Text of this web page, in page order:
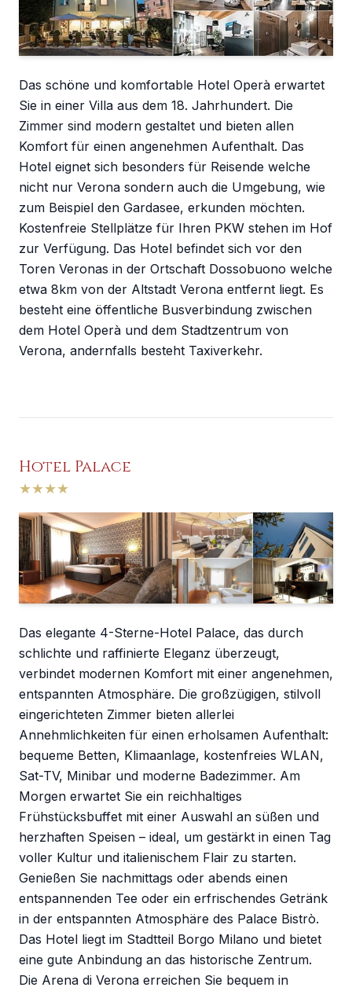
Das schöne und komfortable Hotel Operà erwartet
Sie in einer Villa aus dem 18. Jahrhundert. Die
Zimmer sind modern gestaltet und bieten allen
Komfort für einen angenehmen Aufenthalt. Das
Hotel eignet sich besonders für Reisende welche
nicht nur Verona sondern auch die Umgebung, wie
zum Beispiel den Gardasee, erkunden möchten.
Kostenfreie Stellplätze für Ihren PKW stehen im Hof
zur Verfügung. Das Hotel befindet sich vor den
Toren Veronas in der Ortschaft Dossobuono welche
etwa 8km von der Altstadt Verona entfernt liegt. Es
besteht eine öffentliche Busverbindung zwischen
dem Hotel Operà und dem Stadtzentrum von
Verona, andernfalls besteht Taxiverkehr.
Hotel Palace
★★★★
Das elegante 4-Sterne-Hotel Palace, das durch
schlichte und raffinierte Eleganz überzeugt,
verbindet modernen Komfort mit einer angenehmen,
entspannten Atmosphäre. Die großzügigen, stilvoll
eingerichteten Zimmer bieten allerlei
Annehmlichkeiten für einen erholsamen Aufenthalt:
bequeme Betten, Klimaanlage, kostenfreies WLAN,
Sat-TV, Minibar und moderne Badezimmer. Am
Morgen erwartet Sie ein reichhaltiges
Frühstücksbuffet mit einer Auswahl an süßen und
herzhaften Speisen – ideal, um gestärkt in einen Tag
voller Kultur und italienischem Flair zu starten.
Genießen Sie nachmittags oder abends einen
entspannenden Tee oder ein erfrischendes Getränk
in der entspannten Atmosphäre des Palace Bistrò.
Das Hotel liegt im Stadtteil Borgo Milano und bietet
eine gute Anbindung an das historische Zentrum.
Die Arena di Verona erreichen Sie bequem in